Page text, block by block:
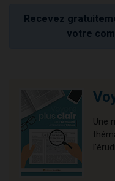
Recevez
votre
Une